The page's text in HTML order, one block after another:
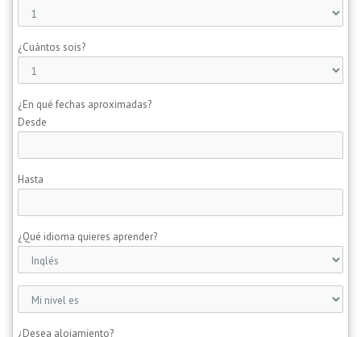
¿Cuántos sois?
¿En qué fechas aproximadas?
Desde
Hasta
¿Qué idioma quieres aprender?
¿Desea alojamiento?